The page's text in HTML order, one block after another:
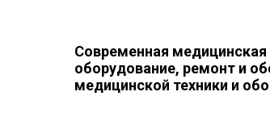
Современная медицинская
оборудование, ремонт и
медицинской техники и